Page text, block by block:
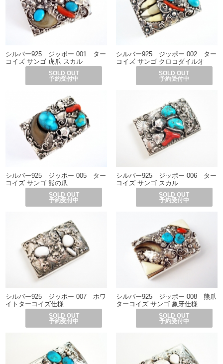
シルバー925 ジッポー 001 ター
コイズ サンゴ 虎爪 スカル
SOLD OUT
予約受付中
シルバー925 ジッポー 002 ター
コイズ サンゴ クロコダイル牙
SOLD OUT
予約受付中
シルバー925 ジッポー 005 ター
コイズ サンゴ 熊の爪
SOLD OUT
予約受付中
シルバー925 ジッポー 006 ター
コイズ サンゴ スカル
SOLD OUT
予約受付中
シルバー925 ジッポー 007 ホワ
イトターコイズ仕様
SOLD OUT
予約受付中
シルバー925 ジッポー 008 熊爪
ターコイズ サンゴ 象牙仕様
SOLD OUT
予約受付中